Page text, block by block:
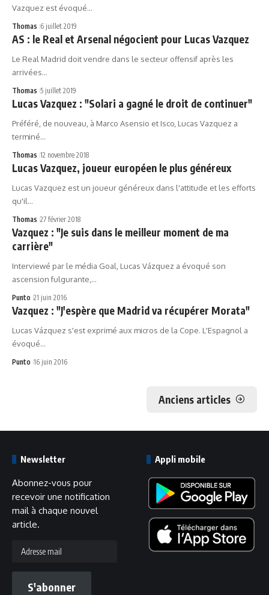
Vazquez est évoqué…
Thomas 6 juillet 2019
AS : le Real et Arsenal négocient pour Lucas Vazquez
Le Real Madrid doit vendre dans le secteur offensif après les
arrivées…
Thomas 5 juillet 2019
Lucas Vazquez : "Solari a gagné le droit de continuer"
Préféré, de nouveau, à Marco Asensio et Isco, Lucas Vazquez a
terminé…
Thomas 12 novembre 2018
Lucas Vazquez, joueur européen le plus généreux
Lucas Vazquez est un joueur généreux dans l'attitude et les efforts
qu'il…
Thomas 27 février 2018
Vazquez : "Je suis dans le meilleur moment de ma
carrière"
Interviewé par le média Goal, Lucas Vázquez a évoqué son
ascension fulgurante,…
Punto 21 juin 2016
Vazquez : "J'espère que Madrid va récupérer Morata"
Lucas Vázquez s'est exprimé aux micros de la Cope. L'Espagnol a
évoqué…
Punto 16 juin 2016
Anciens articles
Newsletter
Abonnez-vous pour
recevoir une notification
mail à chaque nouvel
article.
mail
S'abonner
Appli mobile